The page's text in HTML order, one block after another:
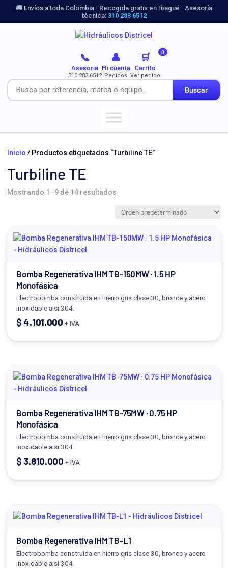
🚚 Envíos a toda Colombia · Recogida gratis en Ibagué · Asesoría
técnica: 310 283 6512
Buscar
📞
Asesoría
310 283 6512
👤
Mi cuenta
Pedidos
🛒 0
Carrito
Ver pedido
Inicio / Productos etiquetados “Turbiline TE”
Turbiline TE
Mostrando 1–9 de 14 resultados
Bomba Regenerativa IHM TB-150MW · 1.5 HP
Monofásica
Electrobomba construida en hierro gris clase 30, bronce y acero
inoxidable aisi 304.
$4.101.000 + IVA
Bomba Regenerativa IHM TB-75MW · 0.75 HP
Monofásica
Electrobomba construida en hierro gris clase 30, bronce y acero
inoxidable aisi 304.
$3.810.000 + IVA
Bomba Regenerativa IHM TB-L1
Electrobomba construida en hierro gris clase 30, bronce y acero
inoxidable aisi 304.